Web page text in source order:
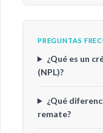
PREGUNTAS
¿Qué es un
(NPL)?
¿Qué
remate?